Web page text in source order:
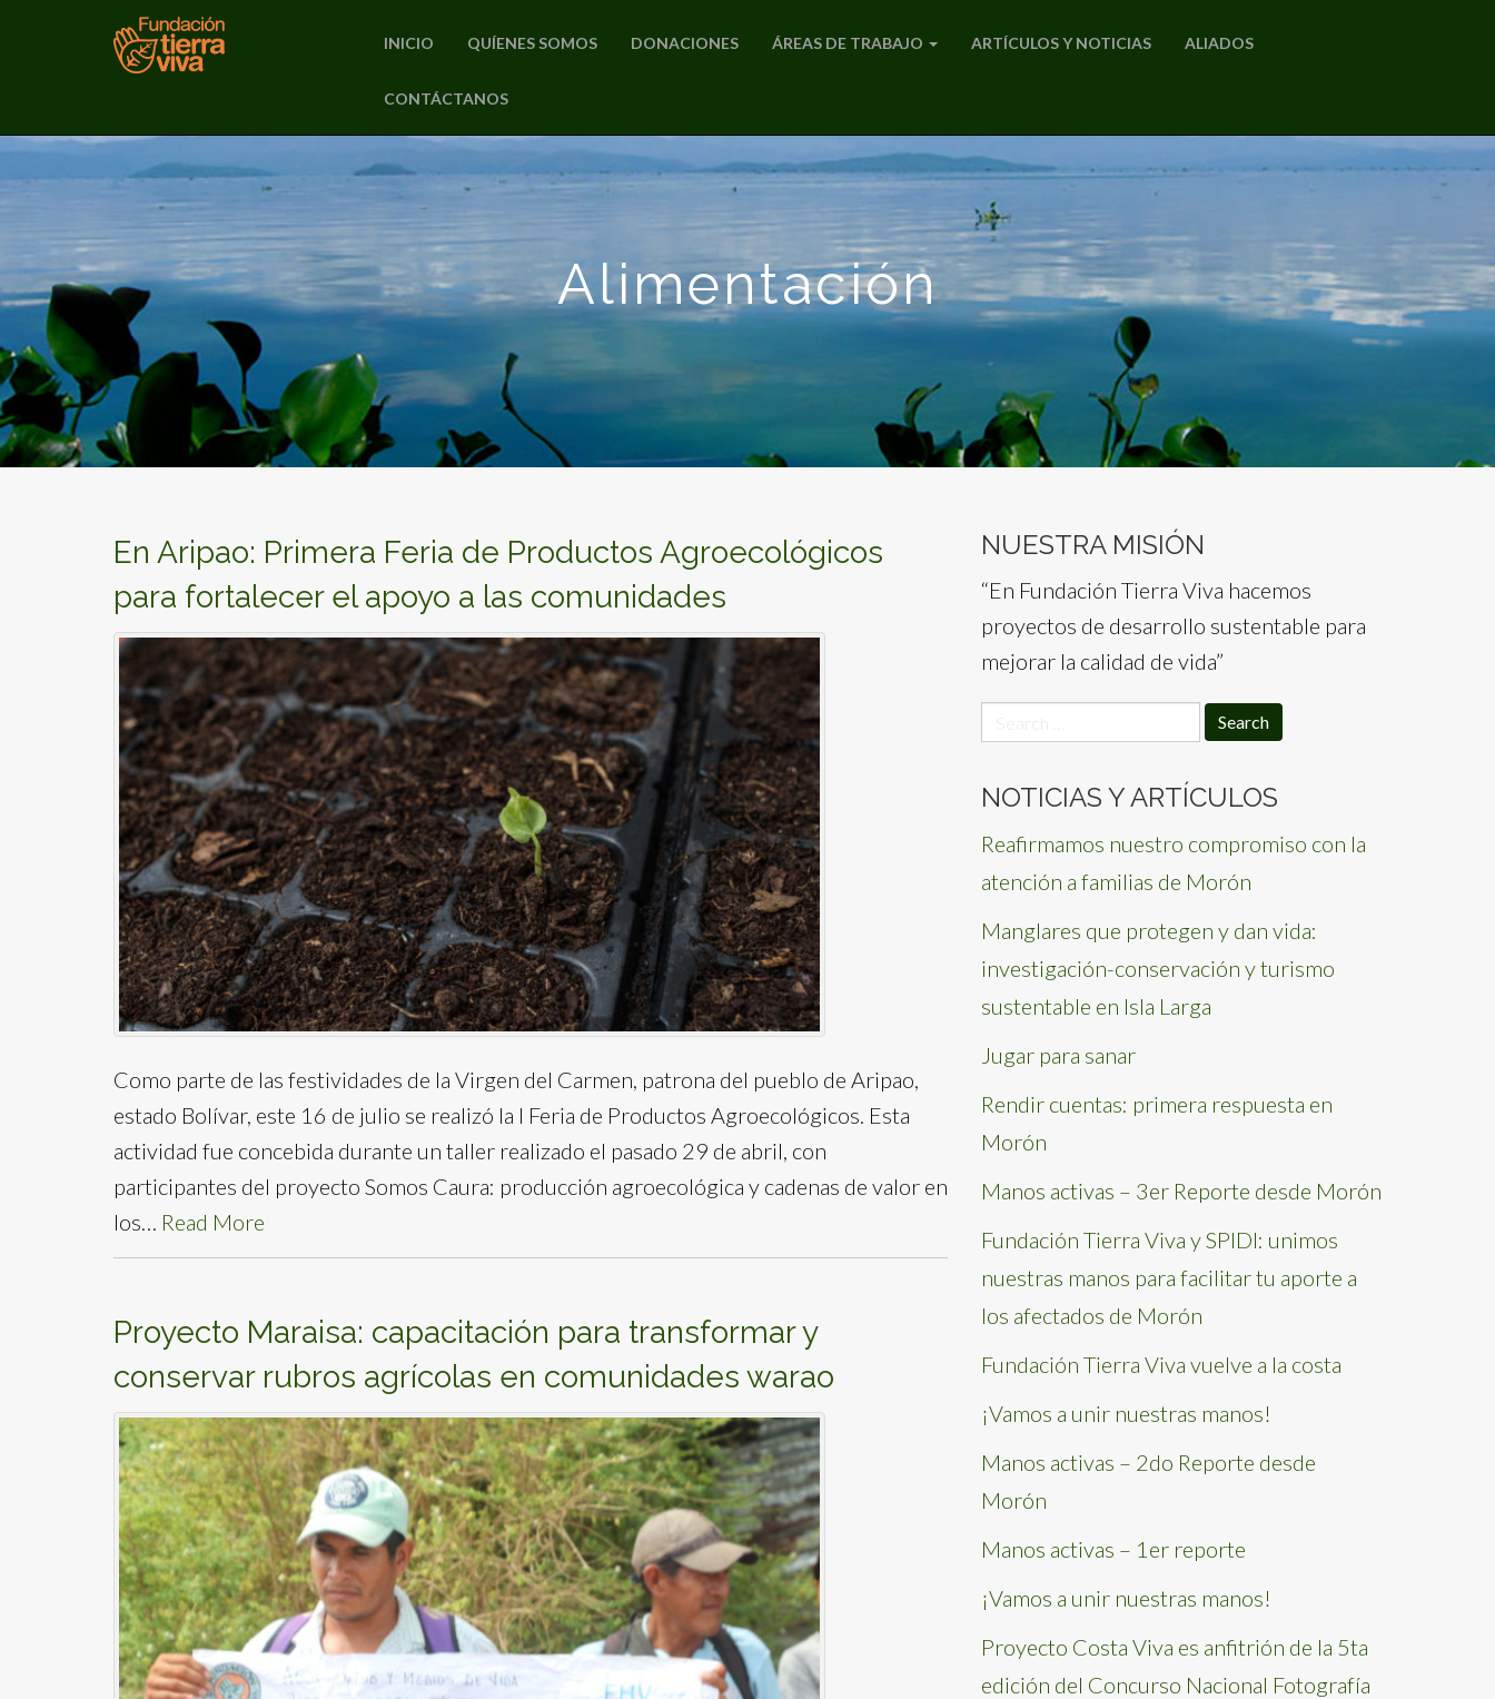
MENU
to
INICIO QUÍENES SOMOS DONACIONES ÁREAS DE TRABAJO ARTÍCULOS Y NOTICIAS ALIADOS
CONTÁCTANOS
Alimentación
En Aripao: Primera Feria de Productos Agroecológicos
para fortalecer el apoyo a las comunidades
Como parte de las festividades de la Virgen del Carmen, patrona del pueblo de Aripao,
estado Bolívar, este 16 de julio se realizó la I Feria de Productos Agroecológicos. Esta
actividad fue concebida durante un taller realizado el pasado 29 de abril, con
participantes del proyecto Somos Caura: producción agroecológica y cadenas de valor en
los… Read More
Proyecto Maraisa: capacitación para transformar y
conservar rubros agrícolas en comunidades warao
NUESTRA MISIÓN
“En Fundación Tierra Viva hacemos
proyectos de desarrollo sustentable para
mejorar la calidad de vida”
for:
NOTICIAS Y ARTÍCULOS
Reafirmamos nuestro compromiso con la
atención a familias de Morón
Manglares que protegen y dan vida:
investigación-conservación y turismo
sustentable en Isla Larga
Jugar para sanar
Rendir cuentas: primera respuesta en
Morón
Manos activas – 3er Reporte desde Morón
Fundación Tierra Viva y SPIDI: unimos
nuestras manos para facilitar tu aporte a
los afectados de Morón
Fundación Tierra Viva vuelve a la costa
¡Vamos a unir nuestras manos!
Manos activas – 2do Reporte desde
Morón
Manos activas – 1er reporte
¡Vamos a unir nuestras manos!
Proyecto Costa Viva es anfitrión de la 5ta
edición del Concurso Nacional Fotografía